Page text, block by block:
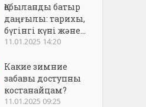
Қобыланды батыр
даңғылы: тарихы,
бүгінгі күні және...
11.01.2025 14:20
Какие зимние
забавы доступны
костанайцам?
11.01.2025 09:25